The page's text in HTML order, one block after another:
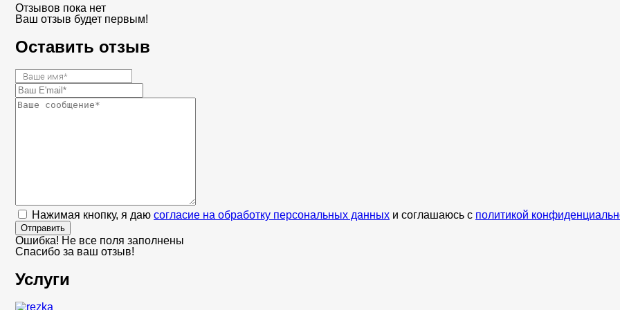
Отзывов пока нет
Ваш отзыв будет первым!
Оставить отзыв
Нажимая кнопку, я даю согласие на обработку персональных данных и соглашаюсь с политикой
Отправить
Ошибка! Не все поля заполнены
Спасибо за ваш отзыв!
Услуги